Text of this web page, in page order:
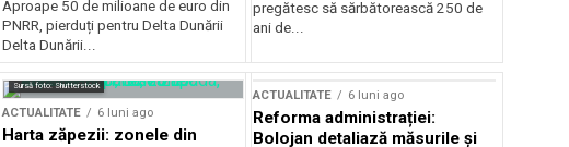
Aproape 50 de milioane de euro din
PNRR, pierduți pentru Delta Dunării
Delta Dunării...
pregătesc să sărbătorească 250 de
ani de...
Sursă foto: Shutterstock
ACTUALITATE 6 luni ago
Harta zăpezii: zonele din
ACTUALITATE 6 luni ago
Reforma administrației:
Bolojan detaliază măsurile și